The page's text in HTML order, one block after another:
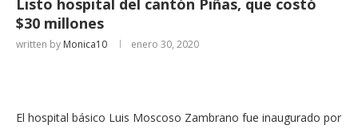
Listo hospital del cantón Piñas, que costó
$30 millones
written by Monica10 enero 30, 2020
El hospital básico Luis Moscoso Zambrano fue inaugurado por